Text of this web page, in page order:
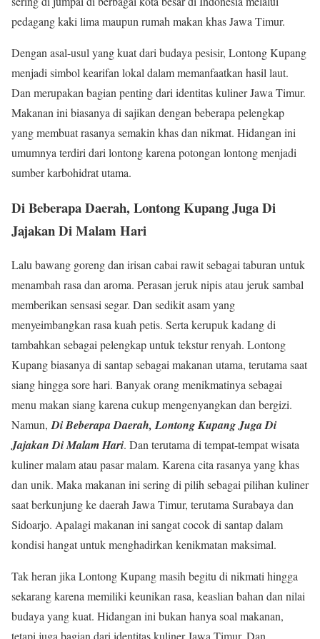
pedagang kaki lima maupun rumah makan khas Jawa Timur.
Dengan asal-usul yang kuat dari budaya pesisir, Lontong Kupang
menjadi simbol kearifan lokal dalam memanfaatkan hasil laut.
Dan merupakan bagian penting dari identitas kuliner Jawa Timur.
Makanan ini biasanya di sajikan dengan beberapa pelengkap
yang membuat rasanya semakin khas dan nikmat. Hidangan ini
umumnya terdiri dari lontong karena potongan lontong menjadi
sumber karbohidrat utama.
Di Beberapa Daerah, Lontong Kupang Juga Di
Jajakan Di Malam Hari
Lalu bawang goreng dan irisan cabai rawit sebagai taburan untuk
menambah rasa dan aroma. Perasan jeruk nipis atau jeruk sambal
memberikan sensasi segar. Dan sedikit asam yang
menyeimbangkan rasa kuah petis. Serta kerupuk kadang di
tambahkan sebagai pelengkap untuk tekstur renyah. Lontong
Kupang biasanya di santap sebagai makanan utama, terutama saat
siang hingga sore hari. Banyak orang menikmatinya sebagai
menu makan siang karena cukup mengenyangkan dan bergizi.
Namun,Di Beberapa Daerah, Lontong Kupang Juga Di
Jajakan Di Malam Hari. Dan terutama di tempat-tempat wisata
kuliner malam atau pasar malam. Karena cita rasanya yang khas
dan unik. Maka makanan ini sering di pilih sebagai pilihan kuliner
saat berkunjung ke daerah Jawa Timur, terutama Surabaya dan
Sidoarjo. Apalagi makanan ini sangat cocok di santap dalam
kondisi hangat untuk menghadirkan kenikmatan maksimal.
Tak heran jika Lontong Kupang masih begitu di nikmati hingga
sekarang karena memiliki keunikan rasa, keaslian bahan dan nilai
budaya yang kuat. Hidangan ini bukan hanya soal makanan,